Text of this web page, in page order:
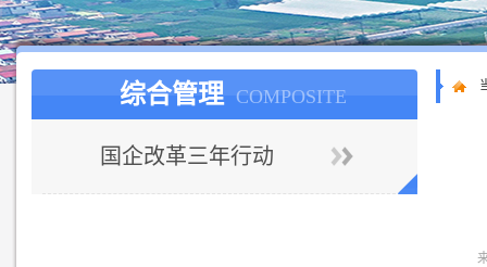
综合管理 COMPOSITE
国企改革三年行动